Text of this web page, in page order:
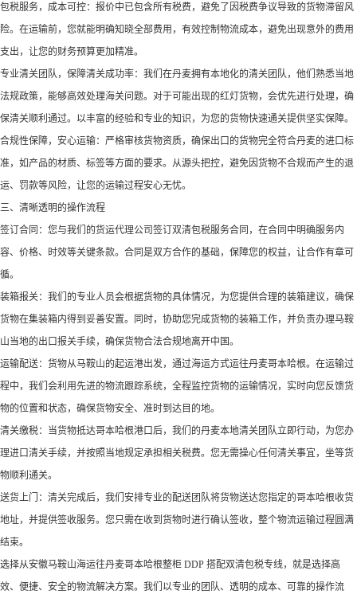
包税服务，成本可控：报价中已包含所有税费，避免了因税费争议导致的货物滞留风
险。在运输前，您就能明确知晓全部费用，有效控制物流成本，避免出现意外的费用
支出，让您的财务预算更加精准。​
专业清关团队，保障清关成功率：我们在丹麦拥有本地化的清关团队，他们熟悉当地
法规政策，能够高效处理海关问题。对于可能出现的红灯货物，会优先进行处理，确
保清关顺利通过。以丰富的经验和专业的知识，为您的货物快速通关提供坚实保障。​
合规性保障，安心运输：严格审核货物资质，确保出口的货物完全符合丹麦的进口标
准，如产品的材质、标签等方面的要求。从源头把控，避免因货物不合规而产生的退
运、罚款等风险，让您的运输过程安心无忧。​
三、清晰透明的操作流程​
签订合同：您与我们的货运代理公司签订双清包税服务合同，在合同中明确服务内
容、价格、时效等关键条款。合同是双方合作的基础，保障您的权益，让合作有章可
循。​
装箱报关：我们的专业人员会根据货物的具体情况，为您提供合理的装箱建议，确保
货物在集装箱内得到妥善安置。同时，协助您完成货物的装箱工作，并负责办理马鞍
山当地的出口报关手续，确保货物合法合规地离开中国。​
运输配送：货物从马鞍山的起运港出发，通过海运方式运往丹麦哥本哈根。在运输过
程中，我们会利用先进的物流跟踪系统，全程监控货物的运输情况，实时向您反馈货
物的位置和状态，确保货物安全、准时到达目的地。​
清关缴税：当货物抵达哥本哈根港口后，我们的丹麦本地清关团队立即行动，为您办
理进口清关手续，并按照当地规定承担相关税费。您无需操心任何清关事宜，坐等货
物顺利通关。​
送货上门：清关完成后，我们安排专业的配送团队将货物送达您指定的哥本哈根收货
地址，并提供签收服务。您只需在收到货物时进行确认签收，整个物流运输过程圆满
结束。​
选择从安徽马鞍山海运往丹麦哥本哈根整柜 DDP 搭配双清包税专线，就是选择高
效、便捷、安全的物流解决方案。我们以专业的团队、透明的成本、可靠的操作流